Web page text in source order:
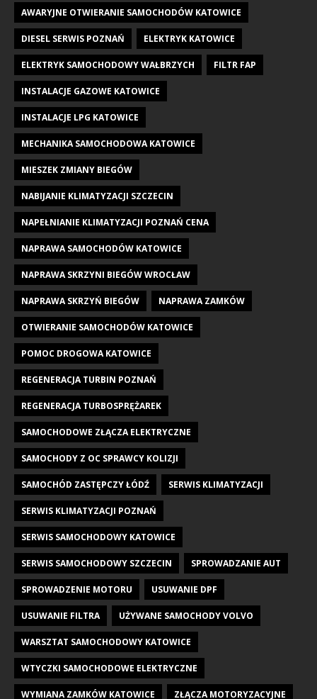
AWARYJNE OTWIERANIE SAMOCHODÓW KATOWICE
DIESEL SERWIS POZNAŃ ELEKTRYK KATOWICE
ELEKTRYK SAMOCHODOWY WAŁBRZYCH FILTR FAP
INSTALACJE GAZOWE KATOWICE
INSTALACJE LPG KATOWICE
MECHANIKA SAMOCHODOWA KATOWICE
MIESZEK ZMIANY BIEGÓW
NABIJANIE KLIMATYZACJI SZCZECIN
NAPEŁNIANIE KLIMATYZACJI POZNAŃ CENA
NAPRAWA SAMOCHODÓW KATOWICE
NAPRAWA SKRZYNI BIEGÓW WROCŁAW
NAPRAWA SKRZYŃ BIEGÓW NAPRAWA ZAMKÓW
OTWIERANIE SAMOCHODÓW KATOWICE
POMOC DROGOWA KATOWICE
REGENERACJA TURBIN POZNAŃ
REGENERACJA TURBOSPRĘŻAREK
SAMOCHODOWE ZŁĄCZA ELEKTRYCZNE
SAMOCHODY Z OC SPRAWCY KOLIZJI
SAMOCHÓD ZASTĘPCZY ŁÓDŹ SERWIS KLIMATYZACJI
SERWIS KLIMATYZACJI POZNAŃ
SERWIS SAMOCHODOWY KATOWICE
SERWIS SAMOCHODOWY SZCZECIN SPROWADZANIE AUT
SPROWADZENIE MOTORU USUWANIE DPF
USUWANIE FILTRA UŻYWANE SAMOCHODY VOLVO
WARSZTAT SAMOCHODOWY KATOWICE
WTYCZKI SAMOCHODOWE ELEKTRYCZNE
WYMIANA ZAMKÓW KATOWICE ZŁĄCZA MOTORYZACYJNE